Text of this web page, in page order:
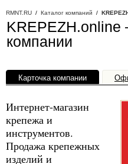
RMNT.RU / Каталог компаний /
компании
Карточка компании
Интернет-магазин
крепежа и
инструментов.
Продажа крепежных
изделий и